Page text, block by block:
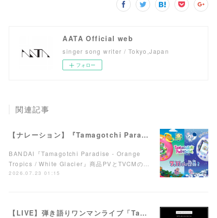
AATA Official web
singer song writer / Tokyo,Japan
フォロー
関連記事
【ナレーション】『Tamagotchi Paradise - Orange Tropics / White Glacier』商品PV／TVCM
BANDAI『Tamagotchi Paradise - Orange
Tropics / White Glacier』商品PVとTVCMの…
2026.07.23 01:15
【LIVE】弾き語りワンマンライブ「Take it easy!」7/15(水)西荻窪ARTRIONにて開催！